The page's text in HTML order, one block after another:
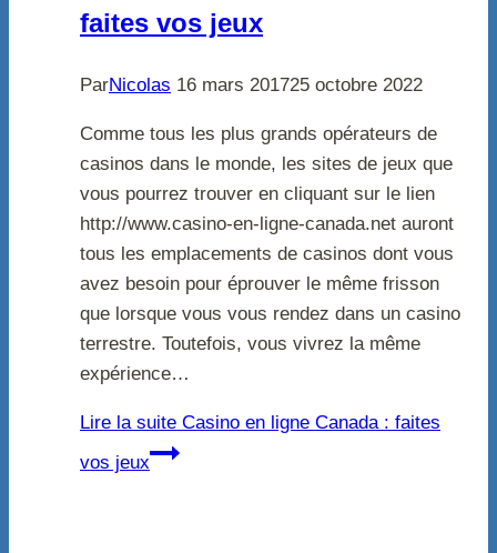
faites vos jeux
ParNicolas 16 mars 201725 octobre 2022
Comme tous les plus grands opérateurs de
casinos dans le monde, les sites de jeux que
vous pourrez trouver en cliquant sur le lien
http://www.casino-en-ligne-canada.net auront
tous les emplacements de casinos dont vous
avez besoin pour éprouver le même frisson
que lorsque vous vous rendez dans un casino
terrestre. Toutefois, vous vivrez la même
expérience…
Lire la suite Casino en ligne Canada : faites
vos jeux